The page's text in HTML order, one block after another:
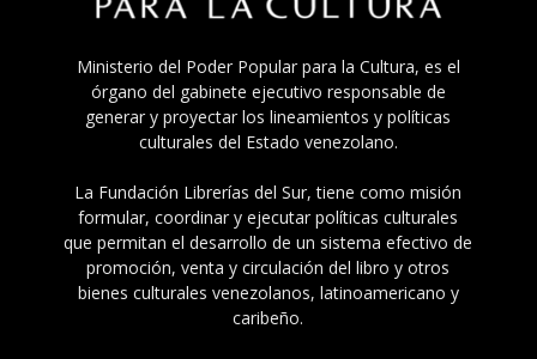
Ministerio del Poder Popular para la Cultura, es el
órgano del gabinete ejecutivo responsable de
generar y proyectar los lineamientos y políticas
culturales del Estado venezolano.
La Fundación Librerías del Sur, tiene como misión
formular, coordinar y ejecutar políticas culturales
que permitan el desarrollo de un sistema efectivo de
promoción, venta y circulación del libro y otros
bienes culturales venezolanos, latinoamericano y
caribeño.